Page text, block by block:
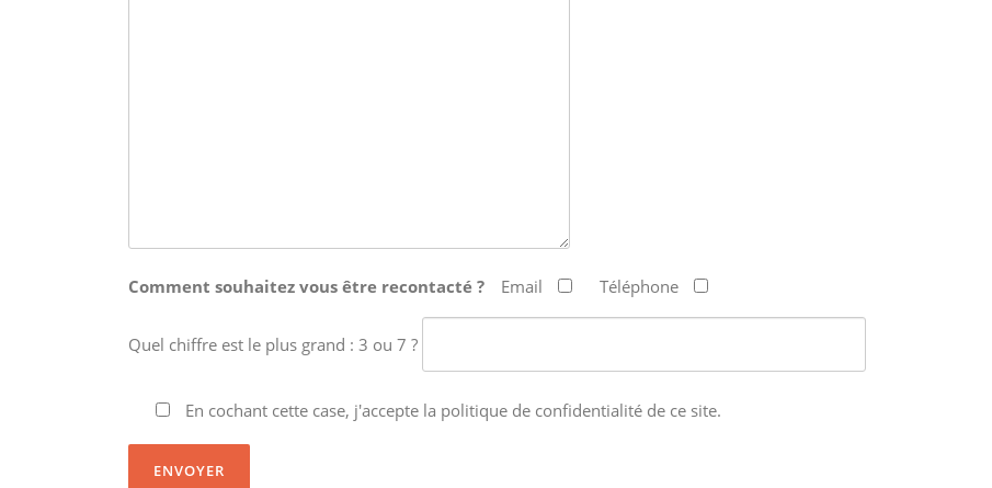
Comment souhaitez vous être recontacté ? Email Téléphone
Quel chiffre est le plus grand : 3 ou 7 ?
En cochant cette case, j'accepte la politique de confidentialité de ce site.